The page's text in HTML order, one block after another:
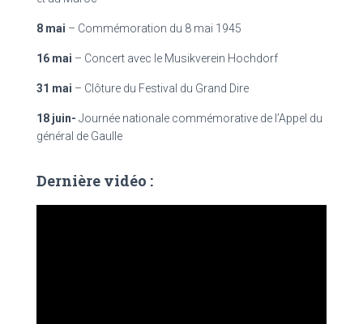
8 mai – Commémoration du 8 mai 1945
16 mai – Concert avec le Musikverein Hochdorf
31 mai – Clôture du Festival du Grand Dire
18 juin- Journée nationale commémorative de l’Appel du
général de Gaulle
Dernière vidéo :